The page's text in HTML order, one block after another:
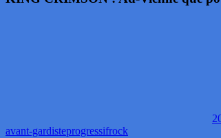
avant-gardisteprogressifrock